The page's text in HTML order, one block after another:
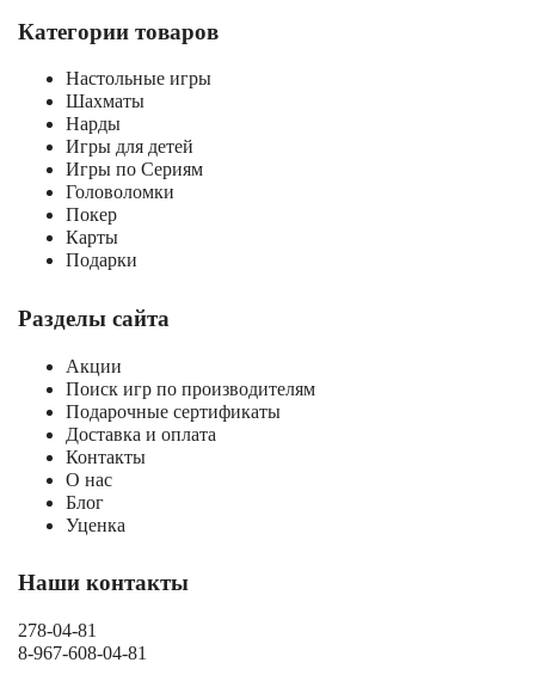
Категории товаров
Настольные игры
Шахматы
Нарды
Игры для детей
Игры по Сериям
Головоломки
Покер
Карты
Подарки
Разделы сайта
Акции
Поиск игр по производителям
Подарочные сертификаты
Доставка и оплата
Контакты
О нас
Блог
Уценка
Наши контакты
278-04-81
8-967-608-04-81